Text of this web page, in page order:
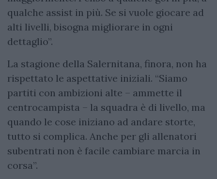
qualche assist in più. Se si vuole giocare ad
alti livelli, bisogna migliorare in ogni
dettaglio”.
La stagione della Salernitana, finora, non ha
rispettato le aspettative iniziali. “Siamo
partiti con ambizioni alte – ammette il
centrocampista – la squadra è di livello, ma
quando le cose iniziano ad andare storte,
tutto si complica. Anche per gli allenatori
subentrati non è facile cambiare marcia in
corsa”.